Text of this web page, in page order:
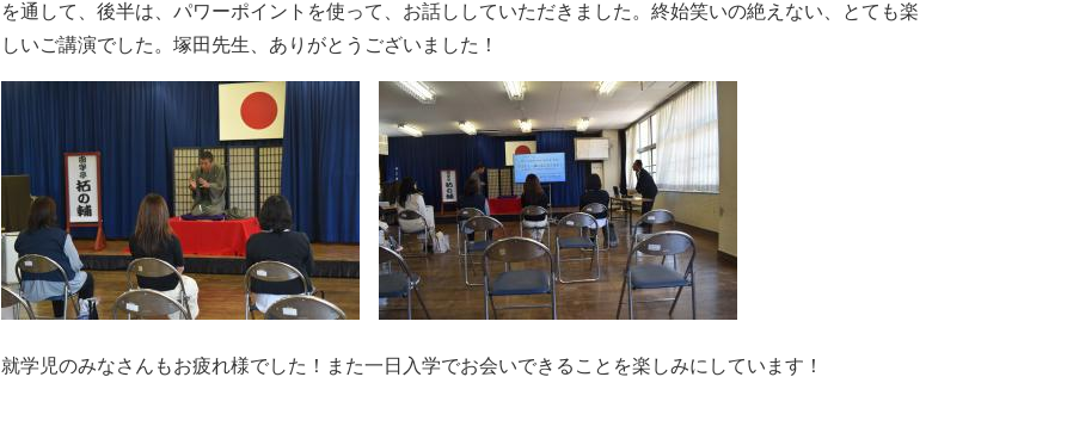
を通して、後半は、パワーポイントを使って、お話ししていただきました。終始笑いの絶えない、とても楽
しいご講演でした。塚田先生、ありがとうございました！
就学児のみなさんもお疲れ様でした！また一日入学でお会いできることを楽しみにしています！